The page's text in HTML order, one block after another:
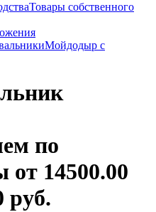
Товары собственного
Мойдодыр с
по
14500.00
руб.